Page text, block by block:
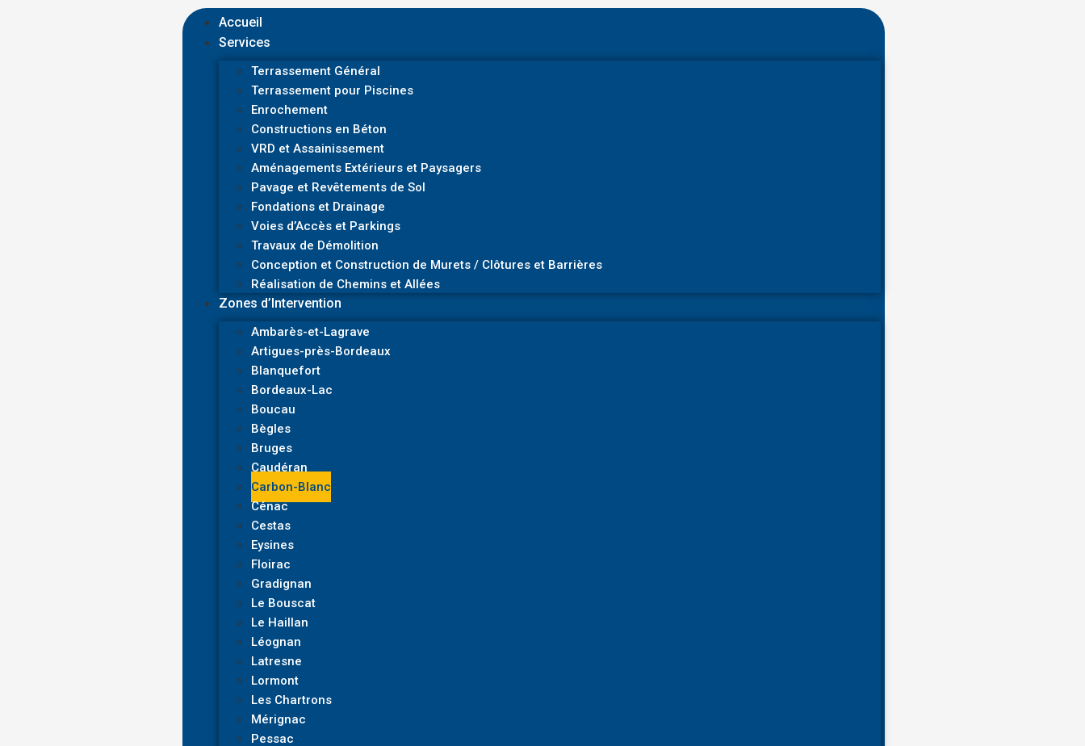
Accueil
Services
Terrassement Général
Terrassement pour Piscines
Enrochement
Constructions en Béton
VRD et Assainissement
Aménagements Extérieurs et Paysagers
Pavage et Revêtements de Sol
Fondations et Drainage
Voies d’Accès et Parkings
Travaux de Démolition
Conception et Construction de Murets / Clôtures et Barrières
Réalisation de Chemins et Allées
Zones d’Intervention
Ambarès-et-Lagrave
Artigues-près-Bordeaux
Blanquefort
Bordeaux-Lac
Boucau
Bègles
Bruges
Caudéran
Carbon-Blanc
Cénac
Cestas
Eysines
Floirac
Gradignan
Le Bouscat
Le Haillan
Léognan
Latresne
Lormont
Les Chartrons
Mérignac
Pessac